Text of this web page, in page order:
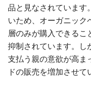
品と見なされています
いため、オーガニック
層のみが購入できるこ
抑制されています。し
支払う親の意欲が高ま
ドの販売を増加させて